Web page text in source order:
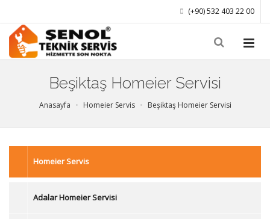
(+90) 532 403 22 00
Beşiktaş Homeier Servisi
Anasayfa Homeier Servis Beşiktaş Homeier Servisi
Homeier Servis
Adalar Homeier Servisi